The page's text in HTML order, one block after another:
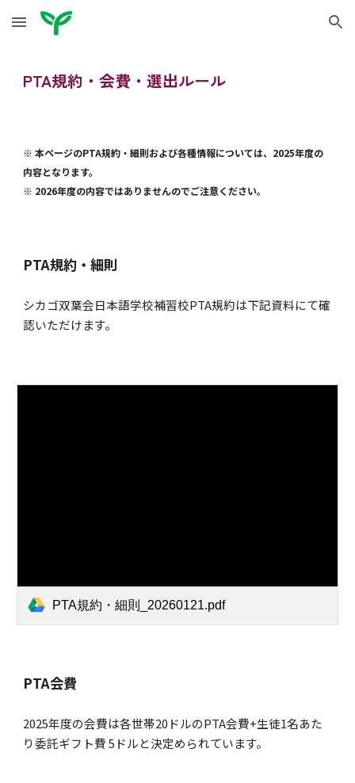
Skip to main content Skip to navigation
PTA規約・会費・選出ルール
※ 本ページのPTA規約・細則および各種情報については、2025年度の
内容となります。
※ 2026年度の内容ではありませんのでご注意ください。
PTA規約・細則
シカゴ双葉会日本語学校補習校PTA規約は下記資料にて確
認いただけます。
PTA規約・細則_20260121.pdf
PTA会費
2025年度の会費は各世帯20ドルのPTA会費+生徒1名あた
り委託ギフト費 5ドルと決定められています。